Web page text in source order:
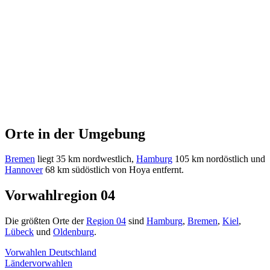
Orte in der Umgebung
Bremen liegt 35 km nordwestlich, Hamburg 105 km nordöstlich und
Hannover68 km südöstlich von Hoya entfernt.
Vorwahlregion 04
Die größten Orte derRegion 04 sind Hamburg, Bremen, Kiel,
Lübeck und Oldenburg.
Vorwahlen Deutschland
Ländervorwahlen